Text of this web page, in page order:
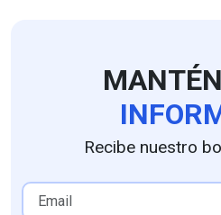
Recibe nuestro